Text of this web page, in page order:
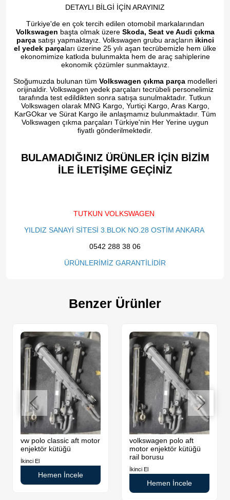
DETAYLI BİLGİ İÇİN ARAYINIZ
Türkiye'de en çok tercih edilen otomobil markalarından
Volkswagen başta olmak üzere Skoda, Seat ve Audi çıkma
parçasatışı yapmaktayız. Volkswagen grubu araçların ikinci
el yedek parçaları üzerine 25 yılı aşan tecrübemizle hem ülke
ekonomimize katkıda bulunmakta hem de araç sahiplerine
ekonomik çözümler sunmaktayız.
Stoğumuzda bulunan tüm Volkswagen çıkma parçamodelleri
orijinaldir. Volkswagen yedek parçaları tecrübeli personelimiz
tarafında test edildikten sonra satışa sunulmaktadır. Tutkun
Volkswagen olarak MNG Kargo, Yurtiçi Kargo, Aras Kargo,
KarGOkar ve Sürat Kargo ile anlaşmamız bulunmaktadır. Tüm
Volkswagen çıkma parçaları Türkiye'nin Her Yerine uygun
fiyatlı gönderilmektedir.
BULAMADIĞINIZ ÜRÜNLER İÇİN BİZİM
İLE İLETİŞİME GEÇİNİZ​
TUTKUN VOLKSWAGEN
YILDIZ SANAYİ SİTESİ 3.BLOK NO.28 OSTİM ANKARA
0542 288 38 06
ÜRÜNLERİMİZ GARANTİLİDİR
Benzer Ürünler
vw polo classic aft motor
enjektör kütüğü
İkinci El
Hemen İncele
volkswagen polo aft
motor enjektör kütüğü
rail borusu
İkinci El
Hemen İncele